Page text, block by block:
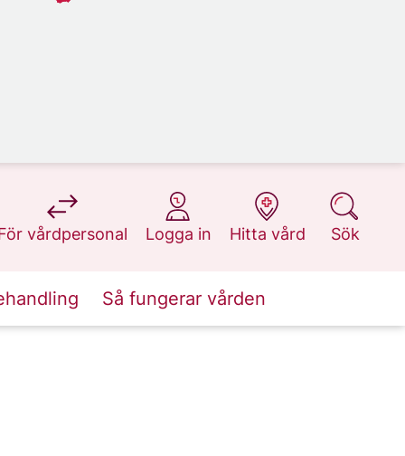
vårdpersonal
på 1177.se
Logga in
på 1177.se
Hitta vård
på 1177.se
Sök
på 1177.se
Så fungerar vården